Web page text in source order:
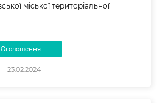
міської територіальної
Оголошення
23.02.2024